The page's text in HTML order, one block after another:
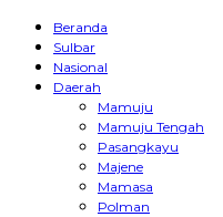
Beranda
Sulbar
Nasional
Daerah
Mamuju
Mamuju Tengah
Pasangkayu
Majene
Mamasa
Polman